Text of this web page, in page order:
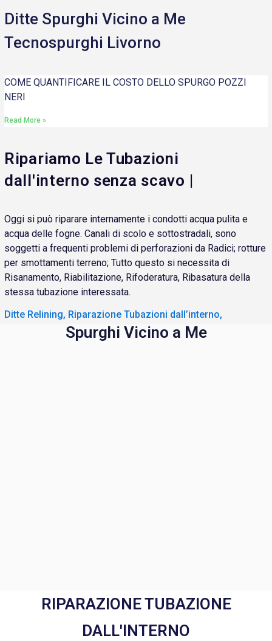
Ditte Spurghi Vicino a Me
Tecnospurghi Livorno
COME QUANTIFICARE IL COSTO DELLO SPURGO POZZI
NERI
Read More »
Ripariamo Le Tubazioni
dall'interno senza scavo |
Oggi si può riparare internamente i condotti acqua pulita e
acqua delle fogne. Canali di scolo e sottostradali, sono
soggetti a frequenti problemi di perforazioni da Radici; rotture
per smottamenti terreno; Tutto questo si necessita di
Risanamento, Riabilitazione, Rifoderatura, Ribasatura della
stessa tubazione interessata.
Ditte Relining, Riparazione Tubazioni dall’interno,
Spurghi Vicino a Me
RIPARAZIONE TUBAZIONE
DALL'INTERNO